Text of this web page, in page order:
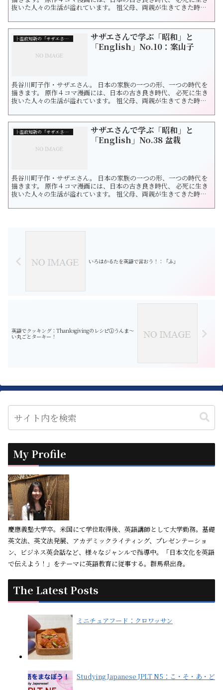
抜いた人々の生活が溢れています。 祖父母、両親が生きてきた時代
画を通じて和洋を探求します。 今回は「ひとつ屋根の下」です。 ひ
とつ屋根の下＝living under the sameroof ...
├温故知新の「サザエさん」
サザエさんで学ぶ「昭和」と
「English」No.10：案山子
長谷川町子作・サザエさん。 日本の家族の一つの形、一つの時代を
描きます。 原作４コマ漫画には、日本の古き良き時代、 必死に生き
抜いた人々の生活が溢れています。 祖父母、両親が生きてきた時代
画を通じて和洋を探求します。 今回は「案山子（かかし）」です。
黄金の稲穂が一面に広がる地に 手ぬぐいを巻いたり、麦わら帽子を
かぶった...
├温故知新の「サザエさん」
サザエさんで学ぶ「昭和」と
「English」No.38 盆栽
長谷川町子作・サザエさん。 日本の家族の一つの形、一つの時代を
描きます。 原作４コマ漫画には、日本の古き良き時代、 必死に生き
抜いた人々の生活が溢れています。 祖父母、両親が生きてきた時代
画を通じて和洋を探求します。 今回は「盆栽」です。 盆栽は世界中
いろはかるたを英語で言おう！：「ふ」
英語でクッキング：Thanksgivingのレシピ①うんま〜
い丸ごとターキー！
My Profile
慶應義塾大学卒。米国にて学位取得後、英語講師として大学勤務。基礎
英文法、英文法発展、アカデミックライティング、プレゼンテーショ
ン、ビジネス英会話など、様々なジャンルで指導中。「日本文化を英語
で伝えよう！」をテーマに英語教育に従事する。群馬県出身。
The Latest Posts
ミニチュアフード：クロワッサン
Studying Japanese JPLT N5：こ・そ・あ・ど